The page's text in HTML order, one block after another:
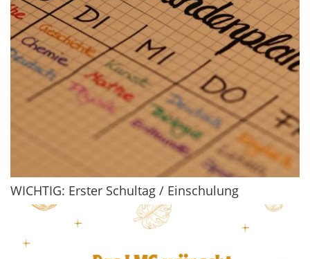
WICHTIG: Erster Schultag / Einschulung